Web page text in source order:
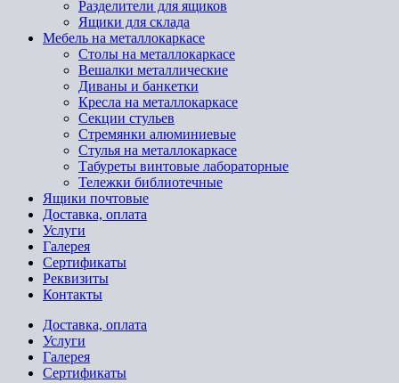
Разделители для ящиков
Ящики для склада
Мебель на металлокаркасе
Cтолы на металлокаркасе
Вешалки металлические
Диваны и банкетки
Кресла на металлокаркасе
Секции стульев
Стремянки алюминиевые
Стулья на металлокаркасе
Табуреты винтовые лабораторные
Тележки библиотечные
Ящики почтовые
Доставка, оплата
Услуги
Галерея
Сертификаты
Реквизиты
Контакты
Доставка, оплата
Услуги
Галерея
Сертификаты